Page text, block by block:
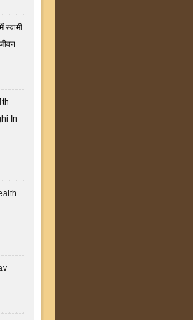
स्वामी
In